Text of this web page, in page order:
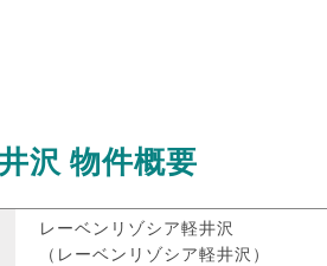
沢 物件概要
レーベンリゾシア軽井沢
（レーベンリゾシア軽井沢）